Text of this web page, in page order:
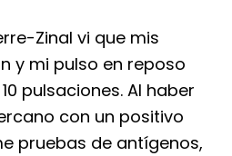
Zinal vi que mis
y mi pulso en reposo
pulsaciones. Al haber
con un positivo
pruebas de antígenos,